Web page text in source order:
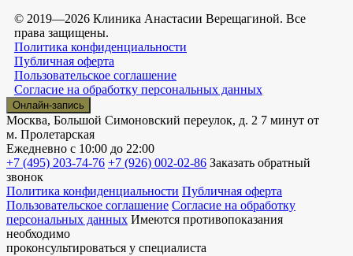
© 2019—2026 Клиника Анастасии Верещагиной. Все
права защищены.
Политика конфиденциальности
Публичная оферта
Пользовательское соглашение
Согласие на обработку персональных данных
Онлайн-запись
Москва, Большой Симоновский переулок, д. 2 7 минут от
м. Пролетарская
Ежедневно с 10:00 до 22:00
+7 (495) 203-74-76 +7 (926) 002-02-86 Заказать обратный
звонок
Политика конфиденциальности Публичная оферта
Пользовательское соглашение Согласие на обработку
персональных данных Имеются противопоказания
необходимо
проконсультироваться у специалиста